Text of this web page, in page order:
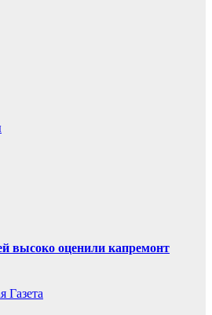
высоко оценили капремонт
Газета